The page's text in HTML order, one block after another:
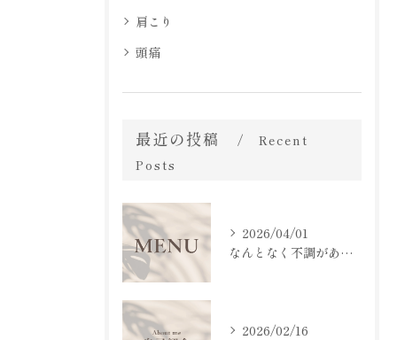
肩こり
頭痛
最近の投稿
Recent
Posts
2026/04/01
なんとなく不調があるけど
2026/02/16